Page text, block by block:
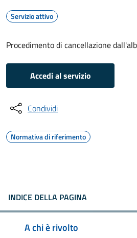
Servizio attivo
Procedimento di cancellazione
Accedi al servizio
Condividi
Normativa di riferimento
INDICE DELLA PAGINA
A chi è rivolto